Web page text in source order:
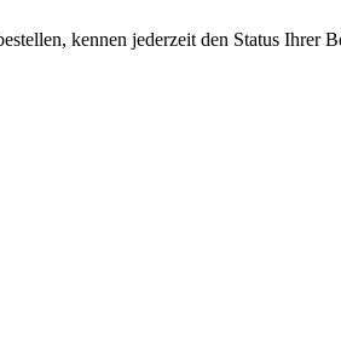
kennen jederzeit den Status Ihrer